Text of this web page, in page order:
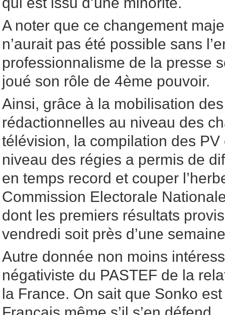
A noter que ce changement
n’aurait pas été possible sans
professionnalisme de la presse
joué son rôle de 4ème pouvoir.
Ainsi, grâce à la mobilisation
rédactionnelles au niveau des
télévision, la compilation des
niveau des régies a permis de
en temps record et couper
Commission Electorale
dont les premiers résultats
vendredi soit près d’une
Autre donnée non moins
négativiste du PASTEF de la
la France. On sait que Sonko